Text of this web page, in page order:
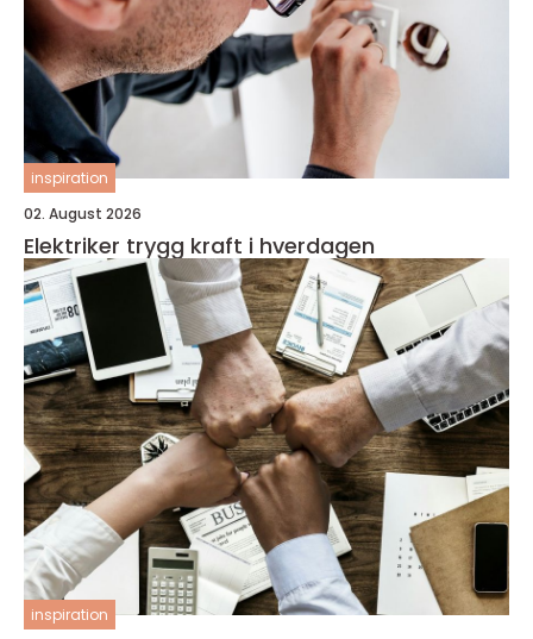
inspiration
02. August 2026
Elektriker trygg kraft i hverdagen
inspiration